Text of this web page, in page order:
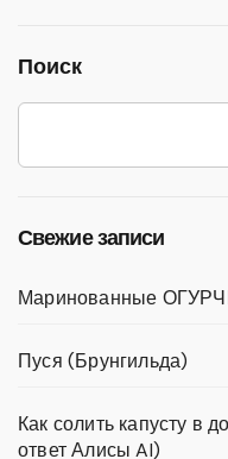
Поиск
Свежие записи
Маринованные
Пуся (Брунгильда)
Как солить капусту в
ответ Алисы AI)